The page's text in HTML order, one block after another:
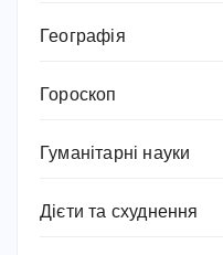
Географія
Гороскоп
Гуманітарні науки
Дієти та схуднення